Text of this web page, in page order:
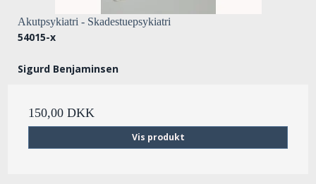
Akutpsykiatri - Skadestuepsykiatri
54015-x
Sigurd Benjaminsen
150,00 DKK
Vis produkt